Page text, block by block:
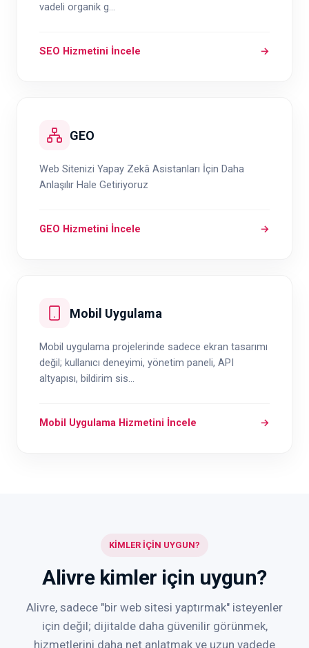
vadeli organik g...
SEO Hizmetini İncele →
GEO
Web Sitenizi Yapay Zekâ Asistanları İçin Daha
Anlaşılır Hale Getiriyoruz
GEO Hizmetini İncele →
Mobil Uygulama
Mobil uygulama projelerinde sadece ekran tasarımı
değil; kullanıcı deneyimi, yönetim paneli, API
altyapısı, bildirim sis...
Mobil Uygulama Hizmetini İncele →
KİMLER İÇİN UYGUN?
Alivre kimler için uygun?
Alivre, sadece "bir web sitesi yaptırmak" isteyenler
için değil; dijitalde daha güvenilir görünmek,
hizmetlerini daha net anlatmak ve uzun vadede